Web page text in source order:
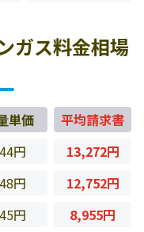
ガス料金相場
単価
平均請求書
円
13,272円
円
12,752円
円
8,955円